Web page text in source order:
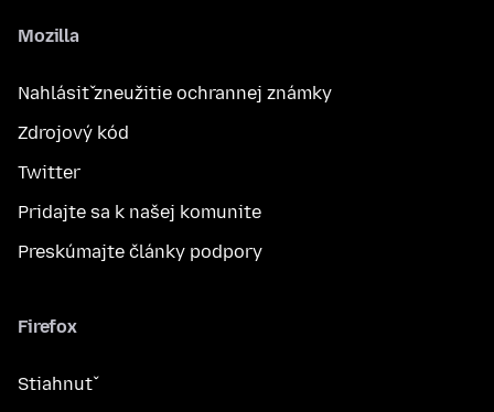
Mozilla
Nahlásiť zneužitie ochrannej známky
Zdrojový kód
Twitter
Pridajte sa k našej komunite
Preskúmajte články podpory
Firefox
Stiahnuť